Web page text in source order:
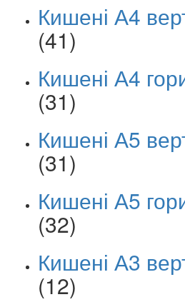
Кишені А4
(41)
Кишені А4
(31)
Кишені А5
(31)
Кишені А5
(32)
Кишені А3
(12)